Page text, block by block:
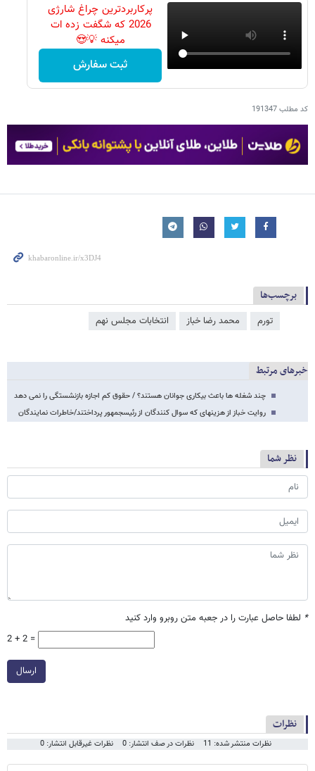
پرکاربردترین چراغ شارژی
2026 که شگفت زده ات
میکنه 💡😍
ثبت سفارش
کد مطلب191347
برچسب‌ها
تورم محمد رضا خباز انتخابات مجلس نهم
خبرهای مرتبط
چند شغله ها باعث بیکاری جوانان هستند؟ / حقوق کم اجازه بازنشستگی را نمی دهد
روایت خباز از هزینه​ای که سوال کنندگان از رئیس​جمهور پرداختند/خاطرات نمایندگان
نظر شما
* لطفا حاصل عبارت را در جعبه متن روبرو وارد کنید
2 + 2 =
ارسال
نظرات
نظرات منتشر شده: 11 نظرات در صف انتشار: 0 نظرات غیرقابل انتشار: 0